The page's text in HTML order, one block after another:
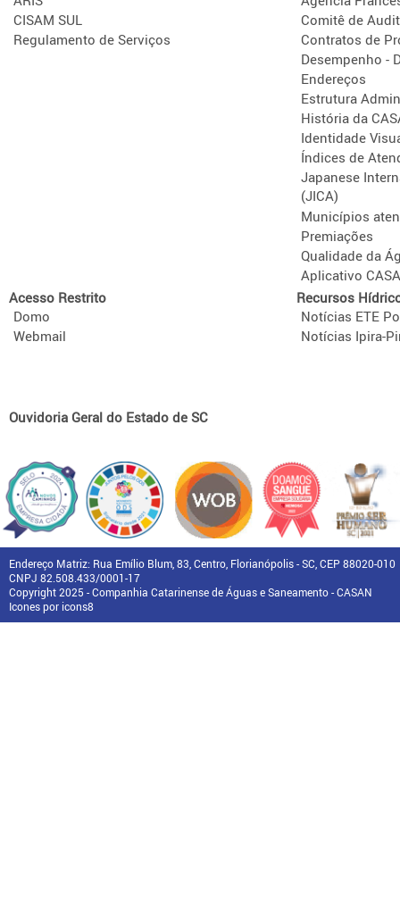
CISAM SUL
Regulamento de Serviços
Comitê de
Contratos de
Desempenho -
Endereços
Estrutura
História da
Identidade
Índices de
Japanese
(JICA)
Municípios
Premiações
Qualidade da
Aplicativo
Acesso Restrito
Domo
Webmail
Recursos
Notícias ETE
Notícias Ipira-
Ouvidoria Geral do Estado de SC
Endereço Matriz: Rua Emílio Blum, 83, Centro, Florianópolis - SC, CEP 88020-010
CNPJ 82.508.433/0001-17
Copyright 2025 - Companhia Catarinense de Águas e Saneamento - CASAN
Icones por icons8